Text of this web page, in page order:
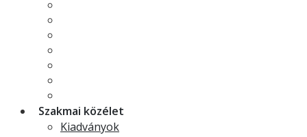
Szakmai közélet
Kiadványok